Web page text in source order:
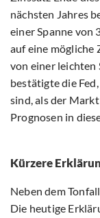
nächsten Jahres
einer Spanne von
auf eine mögliche
von einer leichten
bestätigte die
sind, als der
Prognosen in
Kürzere
Neben dem
Die heutige